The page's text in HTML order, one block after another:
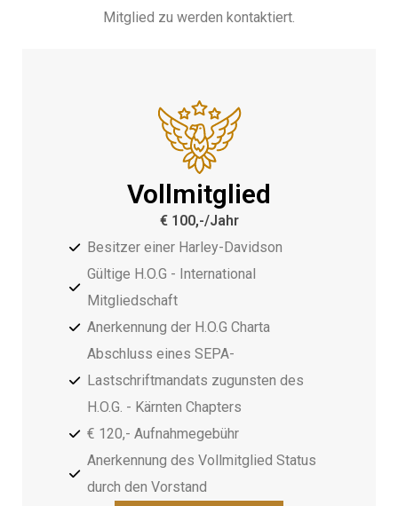
Mitglied zu werden kontaktiert.
Vollmitglied
€ 100,-/Jahr
Besitzer einer Harley-Davidson
Gültige H.O.G - International
Mitgliedschaft
Anerkennung der H.O.G Charta
Abschluss eines SEPA-
Lastschriftmandats zugunsten des
H.O.G. - Kärnten Chapters
€ 120,- Aufnahmegebühr
Anerkennung des Vollmitglied Status
durch den Vorstand